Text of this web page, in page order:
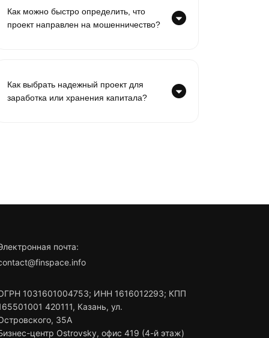
Как можно быстро определить, что
проект направлен на мошенничество?
Как выбрать надежный проект для
заработка или хранения капитала?
почта:
1031601004753; ИНН 1616012293; КПП
420111, Казань, ул.
35А
центр Ostrovsky, офис 419 (4-й этаж)